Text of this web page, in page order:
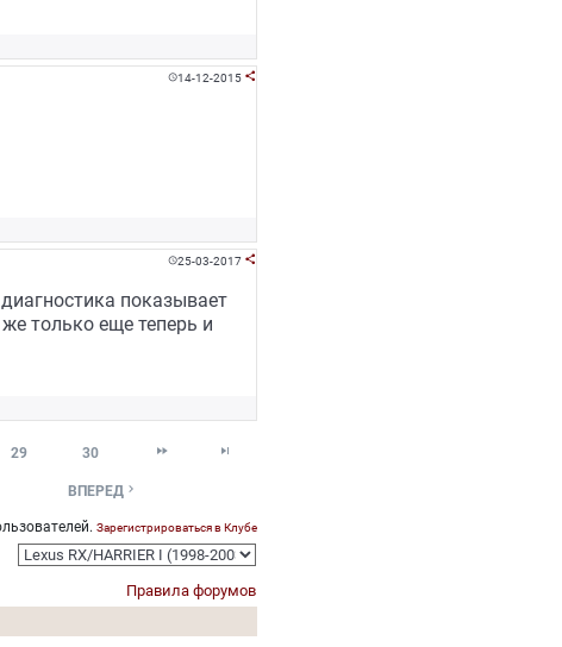
14-12-2015 
25-03-2017 
показывает
только еще теперь и
29 30  
ВПЕРЕД 
Зарегистрироваться в Клубе
Правила форумов